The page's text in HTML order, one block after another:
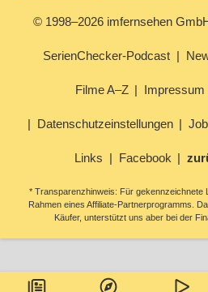
© 1998–2026 imfernsehen
SerienChecker-Podcast
Filme A–Z Impressum
Datenschutzeinstellungen
Links Facebook
* Transparenzhinweis: Für gekennzeichnete
Rahmen eines Affiliate-Partnerprogramms.
Käufer, unterstützt uns aber bei der